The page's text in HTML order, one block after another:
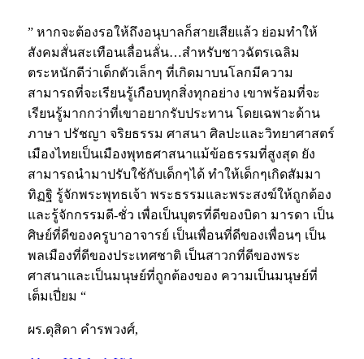
” หากจะต้องรอให้ถึงอนุบาลก็สายเสียแล้ว ย่อมทำให้
สังคมสั่นสะเทือนเลื่อนลั่น…สำหรับชาวฉัตรเฉลิม
ตระหนักดีว่าเด็กตัวเล็กๆ ที่เกิดมาบนโลกมีความ
สามารถที่จะเรียนรู้เกือบทุกสิ่งทุกอย่าง เขาพร้อมที่จะ
เรียนรู้มากกว่าที่เขาอยากรับประทาน โดยเฉพาะด้าน
ภาษา ปรัชญา จริยธรรม ศาสนา ศิลปะและวิทยาศาสตร์
เมืองไทยเป็นเมืองพุทธศาสนาแม้ข้อธรรมที่สูงสุด ยัง
สามารถนำมาปรับใช้กับเด็กๆได้ ทำให้เด็กๆเกิดสัมมา
ทิฏฐิ รู้จักพระพุทธเจ้า พระธรรมและพระสงฆ์ให้ถูกต้อง
และรู้จักกรรมดี-ชั่ว เพื่อเป็นบุตรที่ดีของบิดา มารดา เป็น
ศิษย์ที่ดีของครูบาอาจารย์ เป็นเพื่อนที่ดีของเพื่อนๆ เป็น
พลเมืองที่ดีของประเทศชาติ เป็นสาวกที่ดีของพระ
ศาสนาและเป็นมนุษย์ที่ถูกต้องของ ความเป็นมนุษย์ที่
เต็มเปี่ยม “
ผร.ดุสิดา คำรพวงศ์,